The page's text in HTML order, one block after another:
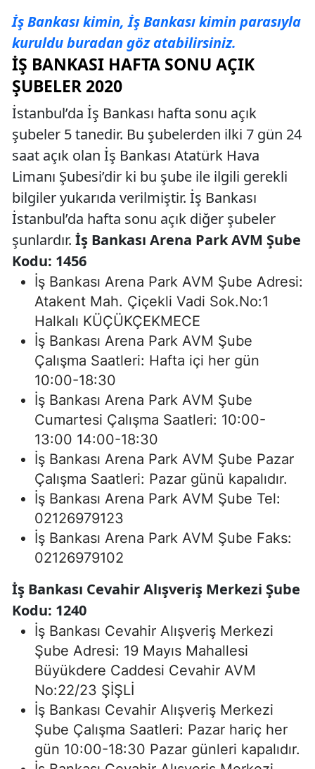
İş Bankası kimin, İş Bankası kimin parasıyla
kuruldu buradan göz atabilirsiniz.
İŞ BANKASI HAFTA SONU AÇIK
ŞUBELER 2020
İstanbul’da İş Bankası hafta sonu açık
şubeler 5 tanedir. Bu şubelerden ilki 7 gün 24
saat açık olan İş Bankası Atatürk Hava
Limanı Şubesi’dir ki bu şube ile ilgili gerekli
bilgiler yukarıda verilmiştir. İş Bankası
İstanbul’da hafta sonu açık diğer şubeler
şunlardır. İş Bankası Arena Park AVM Şube
Kodu: 1456
İş Bankası Arena Park AVM Şube Adresi:
Atakent Mah. Çiçekli Vadi Sok.No:1
Halkalı KÜÇÜKÇEKMECE
İş Bankası Arena Park AVM Şube
Çalışma Saatleri: Hafta içi her gün
10:00-18:30
İş Bankası Arena Park AVM Şube
Cumartesi Çalışma Saatleri: 10:00-
13:00 14:00-18:30
İş Bankası Arena Park AVM Şube Pazar
Çalışma Saatleri: Pazar günü kapalıdır.
İş Bankası Arena Park AVM Şube Tel:
02126979123
İş Bankası Arena Park AVM Şube Faks:
02126979102
İş Bankası Cevahir Alışveriş Merkezi Şube
Kodu: 1240
İş Bankası Cevahir Alışveriş Merkezi
Şube Adresi: 19 Mayıs Mahallesi
Büyükdere Caddesi Cevahir AVM
No:22/23 ŞİŞLİ
İş Bankası Cevahir Alışveriş Merkezi
Şube Çalışma Saatleri: Pazar hariç her
gün 10:00-18:30 Pazar günleri kapalıdır.